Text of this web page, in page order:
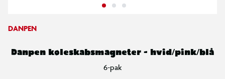
DANPEN
Danpen køleskabsmagneter - hvid/pink/blå
6-pak